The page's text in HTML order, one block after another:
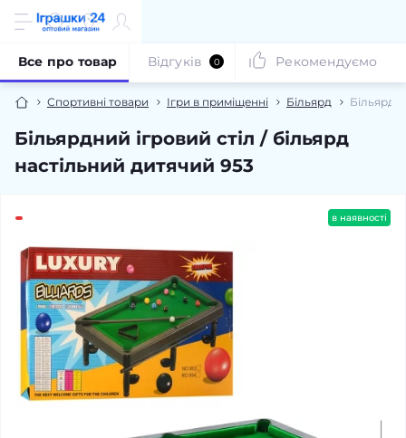
Спортивні товари Ігри в приміщенні Більярд
Більярдний ігровий стіл / більярд
настільний дитячий 953
Все про товар Відгуків 0 Рекомендуємо
в наявності